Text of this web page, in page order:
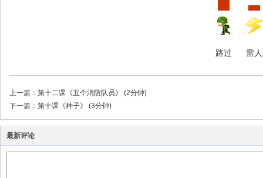
路过 雷人
上一篇： 第十二课《五个消防队员》 (2分钟)
下一篇： 第十课《种子》 (3分钟)
最新评论